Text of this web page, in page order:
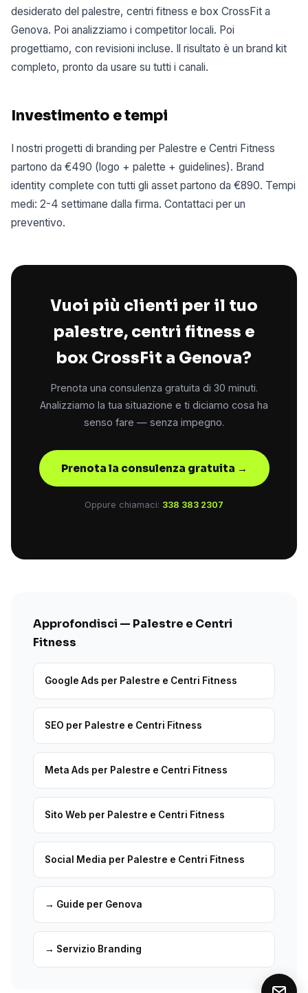
desiderato del palestre, centri fitness e box CrossFit a
Genova. Poi analizziamo i competitor locali. Poi
progettiamo, con revisioni incluse. Il risultato è un brand kit
completo, pronto da usare su tutti i canali.
Investimento e tempi
I nostri progetti di branding per Palestre e Centri Fitness
partono da €490 (logo + palette + guidelines). Brand
identity complete con tutti gli asset partono da €890. Tempi
medi: 2-4 settimane dalla firma. Contattaci per un
preventivo.
Vuoi più clienti per il tuo
palestre, centri fitness e
box CrossFit a Genova?
Prenota una consulenza gratuita di 30 minuti.
Analizziamo la tua situazione e ti diciamo cosa ha
senso fare — senza impegno.
Prenota la consulenza gratuita →
Oppure chiamaci: 338 383 2307
Approfondisci — Palestre e Centri
Fitness
Google Ads per Palestre e Centri Fitness
SEO per Palestre e Centri Fitness
Meta Ads per Palestre e Centri Fitness
Sito Web per Palestre e Centri Fitness
Social Media per Palestre e Centri Fitness
→ Guide per Genova
→ Servizio Branding